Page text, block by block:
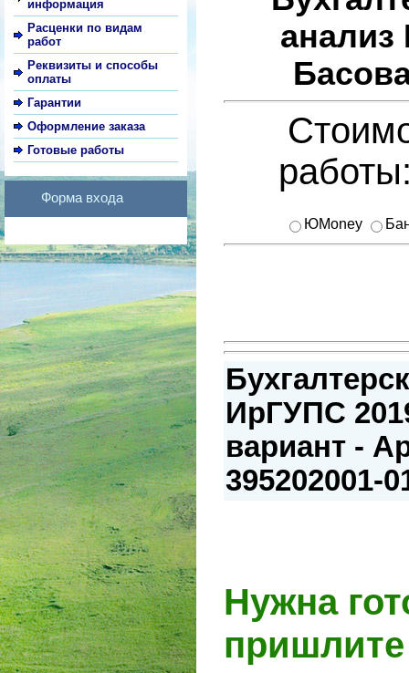
информация
Расценки по видам
работ
Реквизиты и способы
оплаты
Гарантии
Оформление заказа
Готовые работы
Форма входа
анализ
ЮMoney
ИрГУПС
вариант -
395202001-
Нужна